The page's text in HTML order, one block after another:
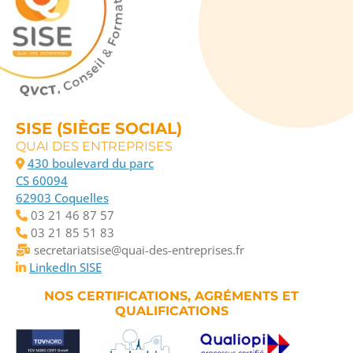
SISE (SIÈGE SOCIAL)
QUAI DES ENTREPRISES
430 boulevard du parc
CS 60094
62903 Coquelles
03 21 46 87 57
03 21 85 51 83
secretariatsise@quai-des-entreprises.fr
LinkedIn SISE
NOS CERTIFICATIONS, AGRÉMENTS ET
QUALIFICATIONS